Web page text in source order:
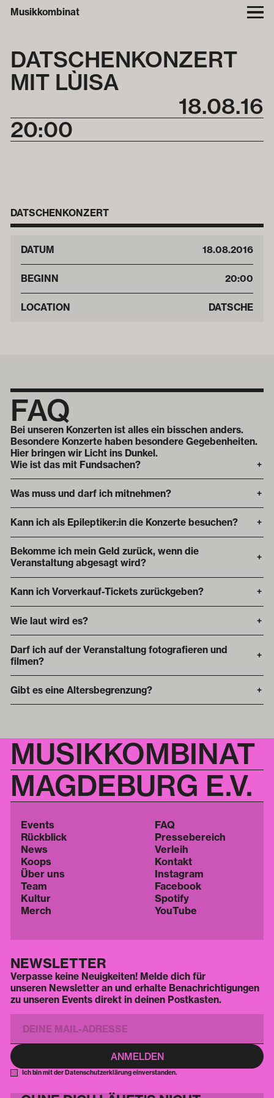
Musikkombinat
DATSCHEN­KONZERT
MIT LÙISA
18.08.16
20:00
DATSCHENKONZERT
DATUM 18.08.2016
BEGINN 20:00
LOCATION DATSCHE
FAQ
Bei unseren Konzerten ist alles ein bisschen anders.
Besondere Konzerte haben besondere Gegebenheiten.
Hier bringen wir Licht ins Dunkel.
Wie ist das mit Fundsachen?
+
Was muss und darf ich mitnehmen? +
Kann ich als Epileptiker:in die Konzerte besuchen? +
Bekomme ich mein Geld zurück, wenn die
Veranstaltung abgesagt wird?
+
Kann ich Vorverkauf-Tickets zurückgeben? +
Wie laut wird es? +
Darf ich auf der Veranstaltung fotografieren und
filmen?
+
Gibt es eine Altersbegrenzung? +
MUSIKKOMBINAT
MAGDEBURG E.V.
Events
Rückblick
News
Koops
Über uns
Team
Kultur
Merch
FAQ
Pressebereich
Verleih
Kontakt
Instagram
Facebook
Spotify
YouTube
NEWSLETTER
Verpasse keine Neuigkeiten! Melde dich für
unseren Newsletter an und erhalte Benachrichtigungen
zu unseren Events direkt in deinen Postkasten.
Ich bin mit der Datenschutzerklärung einverstanden.